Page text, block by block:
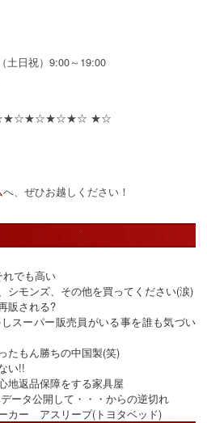
土日祝）9:00～19:00
★☆
へ、ぜひお越しください！
でも高い
シモンズ、その他を買ってください(涙)
販される?
スーパー販売員がいる事を誰も気づい
たもん勝ちの中国製(笑)
い!!
地返品保障をする家具屋
ータ公開して・・・からの逆切れ
カー アスリープ(トヨタベッド)